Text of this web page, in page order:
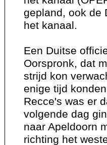
gepland, ook de
het kanaal.
Een Duitse
Oorspronk, dat
strijd kon
enige tijd
Recce's was er
volgende dag
naar Apeldoorn
richting het